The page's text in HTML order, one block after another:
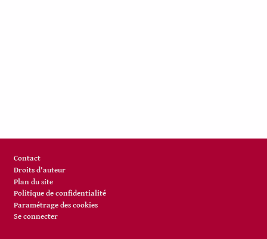
Contact
Droits d'auteur
Plan du site
Politique de confidentialité
Paramétrage des cookies
Se connecter